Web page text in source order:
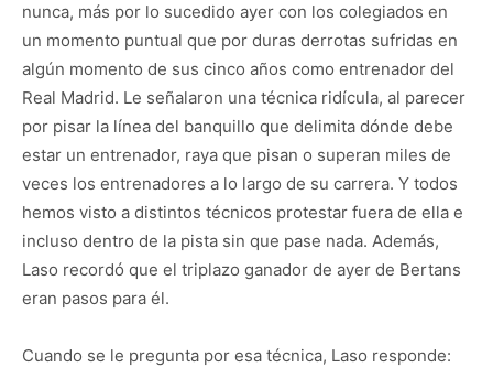
nunca, más por lo sucedido ayer con los colegiados en
un momento puntual que por duras derrotas sufridas en
algún momento de sus cinco años como entrenador del
Real Madrid. Le señalaron una técnica ridícula, al parecer
por pisar la línea del banquillo que delimita dónde debe
estar un entrenador, raya que pisan o superan miles de
veces los entrenadores a lo largo de su carrera. Y todos
hemos visto a distintos técnicos protestar fuera de ella e
incluso dentro de la pista sin que pase nada. Además,
Laso recordó que el triplazo ganador de ayer de Bertans
eran pasos para él.
Cuando se le pregunta por esa técnica, Laso responde: